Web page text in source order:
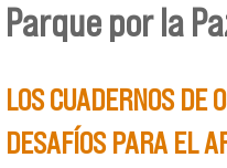
Se encuentra
Parque por la
LOS CUADERNOS DE
DESAFÍOS PARA EL